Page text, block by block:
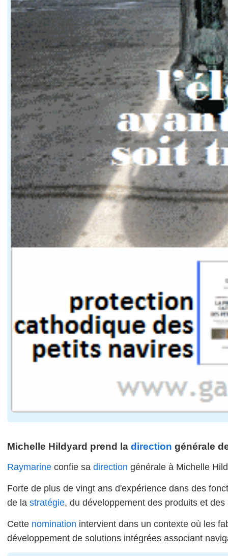
Michelle Hildyard prend la direction générale
Raymarine confie sa direction générale à Michelle
Forte de plus de vingt ans d'expérience dans des
de la stratégie, du développement des produits et
Cette nomination intervient dans un contexte où les
développement de solutions intégrées associant